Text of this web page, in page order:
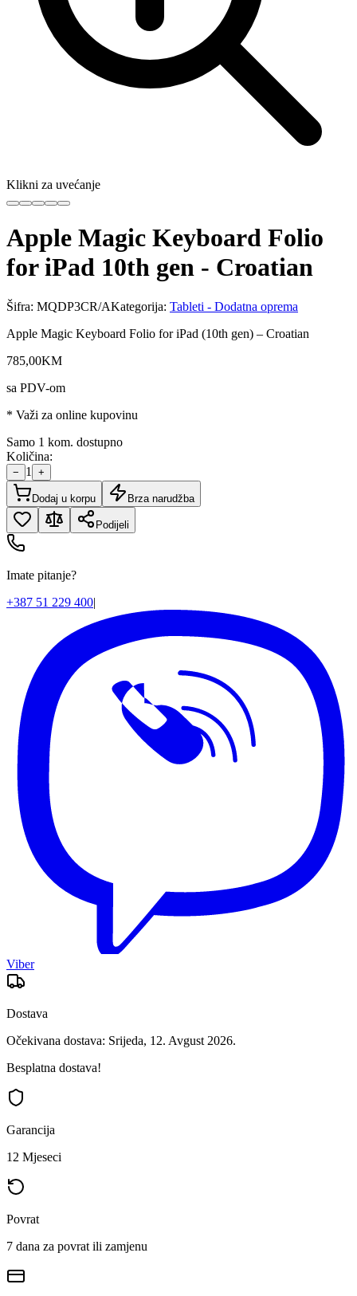
Klikni za uvećanje
Apple Magic Keyboard Folio
for iPad 10th gen - Croatian
Šifra: MQDP3CR/AKategorija: Tableti - Dodatna oprema
Apple Magic Keyboard Folio for iPad (10th gen) – Croatian
785,00KM
sa PDV-om
* Važi za online kupovinu
Samo 1 kom. dostupno
Količina:
− 1 +
Dodaj u korpu Brza narudžba
Podijeli
Imate pitanje?
+387 51 229 400|
Viber
Dostava
Očekivana dostava: Srijeda, 12. Avgust 2026.
Besplatna dostava!
Garancija
12 Mjeseci
Povrat
7 dana za povrat ili zamjenu